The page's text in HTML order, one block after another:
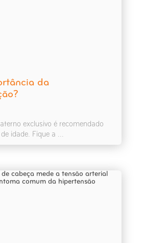
da
exclusivo é recomendado
idade. Fique a ...